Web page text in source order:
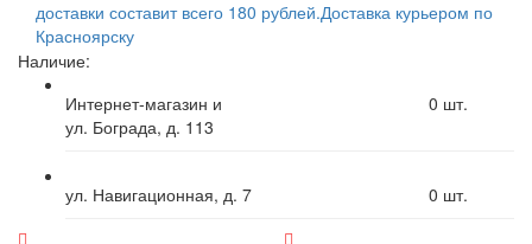
доставки составит всего 180 рублей.Доставка курьером по
Красноярску
Наличие:
Интернет-магазин и
ул. Бограда, д. 113
0 шт.
ул. Навигационная, д. 7 0 шт.